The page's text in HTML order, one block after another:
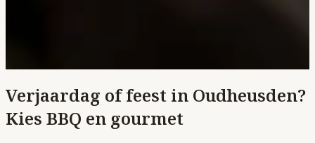
Verjaardag of feest in Oudheusden?
Kies BBQ en gourmet